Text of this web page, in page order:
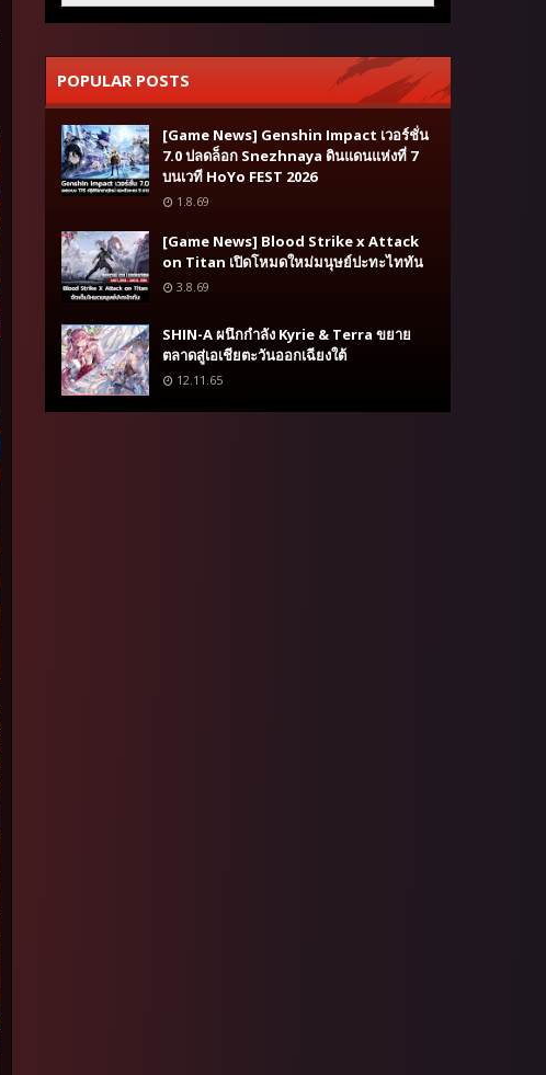
POPULAR POSTS
[Game News] Genshin Impact เวอร์ชั่น
7.0 ปลดล็อก Snezhnaya ดินแดนแห่งที่ 7
บนเวที HoYo FEST 2026
1.8.69
[Game News] Blood Strike x Attack
on Titan เปิดโหมดใหม่มนุษย์ปะทะไททัน
3.8.69
SHIN-A ผนึกกำลัง Kyrie & Terra ขยาย
ตลาดสู่เอเชียตะวันออกเฉียงใต้
12.11.65